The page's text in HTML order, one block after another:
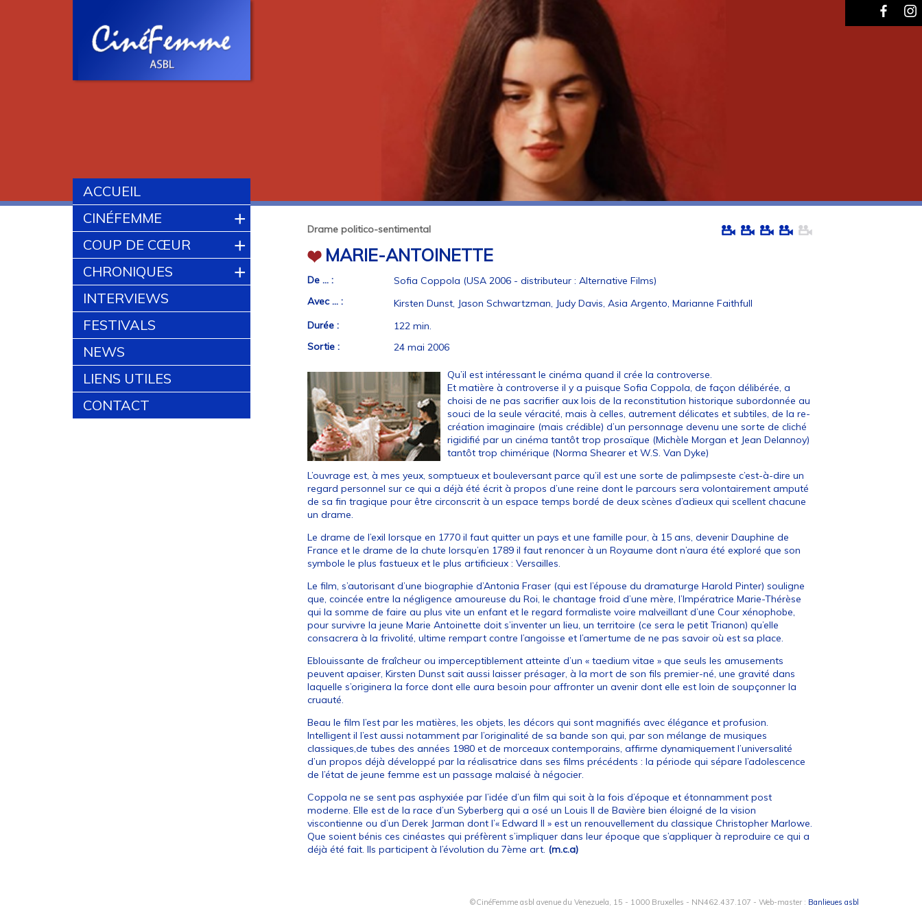
ACCUEIL
CINÉFEMME
+
COUP DE CŒUR +
CHRONIQUES +
INTERVIEWS
FESTIVALS
NEWS
LIENS UTILES
CONTACT
Drame politico-sentimental
MARIE-ANTOINETTE
De ... :
Sofia Coppola (USA 2006 - distributeur : Alternative Films)
Avec ... :
Kirsten Dunst, Jason Schwartzman, Judy Davis, Asia Argento, Marianne Faithfull
Durée :
122 min.
Sortie :
24 mai 2006
Qu’il est intéressant le cinéma quand il crée la controverse.
Et matière à controverse il y a puisque Sofia Coppola, de façon délibérée, a
choisi de ne pas sacrifier aux lois de la reconstitution historique subordonnée au
souci de la seule véracité, mais à celles, autrement délicates et subtiles, de la re-
création imaginaire (mais crédible) d’un personnage devenu une sorte de cliché
rigidifié par un cinéma tantôt trop prosaïque (Michèle Morgan et Jean Delannoy)
tantôt trop chimérique (Norma Shearer et W.S. Van Dyke)
L’ouvrage est, à mes yeux, somptueux et bouleversant parce qu’il est une sorte de palimpseste c’est-à-dire un
regard personnel sur ce qui a déjà été écrit à propos d’une reine dont le parcours sera volontairement amputé
de sa fin tragique pour être circonscrit à un espace temps bordé de deux scènes d’adieux qui scellent chacune
un drame.
Le drame de l’exil lorsque en 1770 il faut quitter un pays et une famille pour, à 15 ans, devenir Dauphine de
France et le drame de la chute lorsqu’en 1789 il faut renoncer à un Royaume dont n’aura été exploré que son
symbole le plus fastueux et le plus artificieux : Versailles.
Le film, s’autorisant d’une biographie d’Antonia Fraser (qui est l’épouse du dramaturge Harold Pinter) souligne
que, coincée entre la négligence amoureuse du Roi, le chantage froid d’une mère, l’Impératrice Marie-Thérèse
qui la somme de faire au plus vite un enfant et le regard formaliste voire malveillant d’une Cour xénophobe,
pour survivre la jeune Marie Antoinette doit s’inventer un lieu, un territoire (ce sera le petit Trianon) qu’elle
consacrera à la frivolité, ultime rempart contre l’angoisse et l’amertume de ne pas savoir où est sa place.
Eblouissante de fraîcheur ou imperceptiblement atteinte d’un « taedium vitae » que seuls les amusements
peuvent apaiser, Kirsten Dunst sait aussi laisser présager, à la mort de son fils premier-né, une gravité dans
laquelle s’originera la force dont elle aura besoin pour affronter un avenir dont elle est loin de soupçonner la
cruauté.
Beau le film l’est par les matières, les objets, les décors qui sont magnifiés avec élégance et profusion.
Intelligent il l’est aussi notamment par l’originalité de sa bande son qui, par son mélange de musiques
classiques,de tubes des années 1980 et de morceaux contemporains, affirme dynamiquement l’universalité
d’un propos déjà développé par la réalisatrice dans ses films précédents : la période qui sépare l’adolescence
de l’état de jeune femme est un passage malaisé à négocier.
Coppola ne se sent pas asphyxiée par l’idée d’un film qui soit à la fois d’époque et étonnamment post
moderne. Elle est de la race d’un Syberberg qui a osé un Louis II de Bavière bien éloigné de la vision
viscontienne ou d’un Derek Jarman dont l’« Edward II » est un renouvellement du classique Christopher Marlowe.
Que soient bénis ces cinéastes qui préfèrent s’impliquer dans leur époque que s’appliquer à reproduire ce qui a
déjà été fait. Ils participent à l’évolution du 7ème art. (m.c.a)
©CinéFemme asbl avenue du Venezuela, 15 - 1000 Bruxelles - NN462.437.107 - Web-master : Banlieues asbl